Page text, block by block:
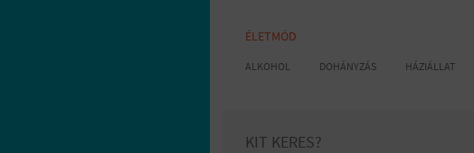
ÉLETMÓD
ALKOHOL DOHÁNYZÁS HÁZIÁLLAT
KIT KERES?